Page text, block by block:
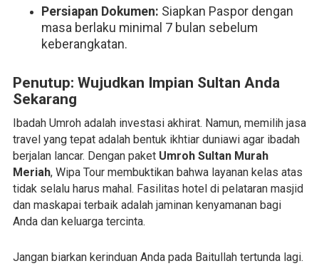
Persiapan Dokumen: Siapkan Paspor dengan
masa berlaku minimal 7 bulan sebelum
keberangkatan.
Penutup: Wujudkan Impian Sultan Anda
Sekarang
Ibadah Umroh adalah investasi akhirat. Namun, memilih jasa
travel yang tepat adalah bentuk ikhtiar duniawi agar ibadah
berjalan lancar. Dengan paket Umroh Sultan Murah
Meriah, Wipa Tour membuktikan bahwa layanan kelas atas
tidak selalu harus mahal. Fasilitas hotel di pelataran masjid
dan maskapai terbaik adalah jaminan kenyamanan bagi
Anda dan keluarga tercinta.
Jangan biarkan kerinduan Anda pada Baitullah tertunda lagi.